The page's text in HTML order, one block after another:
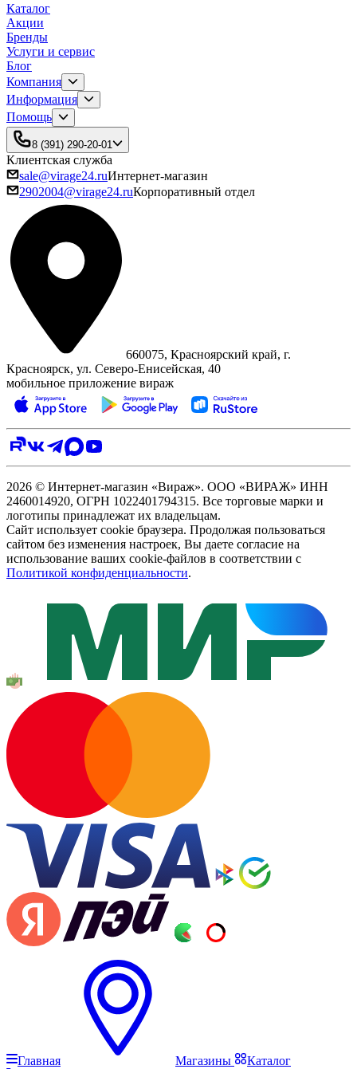
Каталог
Акции
Бренды
Услуги и сервис
Блог
Компания
Информация
Помощь
8 (391) 290-20-01
Клиентская служба
sale@virage24.ruИнтернет-магазин
2902004@virage24.ruКорпоративный отдел
660075, Красноярский край, г.
Красноярск, ул. Северо‑Енисейская, 40
мобильное приложение вираж
2026 © Интернет-магазин «Вираж». ООО «ВИРАЖ» ИНН
2460014920, ОГРН 1022401794315. Все торговые марки и
логотипы принадлежат их владельцам.
Сайт использует cookie браузера. Продолжая пользоваться
сайтом без изменения настроек, Вы даете согласие на
использование ваших cookie-файлов в соответствии с
Политикой конфиденциальности.
Главная Магазины Каталог